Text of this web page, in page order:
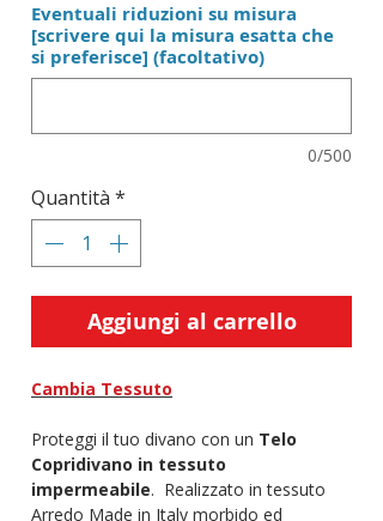
Eventuali riduzioni su misura
[scrivere qui la misura esatta che
si preferisce] (facoltativo)
0/500
Quantità *
Aggiungi al carrello
Cambia Tessuto
Proteggi il tuo divano con un Telo
Copridivano in tessuto
impermeabile. Realizzato in tessuto
Arredo Made in Italy morbido ed